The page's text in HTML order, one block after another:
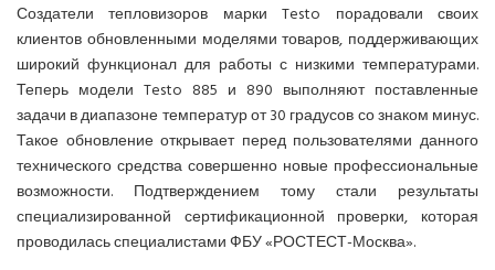
Создатели тепловизоров марки Testo порадовали своих
клиентов обновленными моделями товаров, поддерживающих
широкий функционал для работы с низкими температурами.
Теперь модели Testo 885 и 890 выполняют поставленные
задачи в диапазоне температур от 30 градусов со знаком минус.
Такое обновление открывает перед пользователями данного
технического средства совершенно новые профессиональные
возможности. Подтверждением тому стали результаты
специализированной сертификационной проверки, которая
проводилась специалистами ФБУ «РОСТЕСТ-Москва».